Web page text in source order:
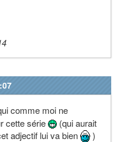
comme moi ne
cette série
(qui aurait
adjectif lui va bien
)